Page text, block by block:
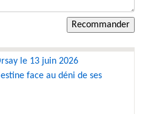
le 13 juin 2026
face au déni de ses